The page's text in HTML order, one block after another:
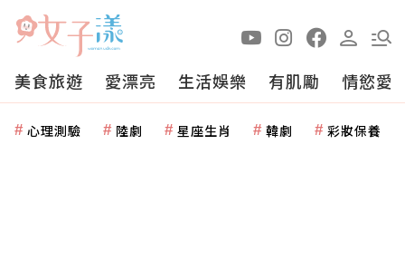
美食旅遊 愛漂亮 生活娛樂 有肌勵 情慾愛
心理測驗 陸劇 星座生肖 韓劇 彩妝保養